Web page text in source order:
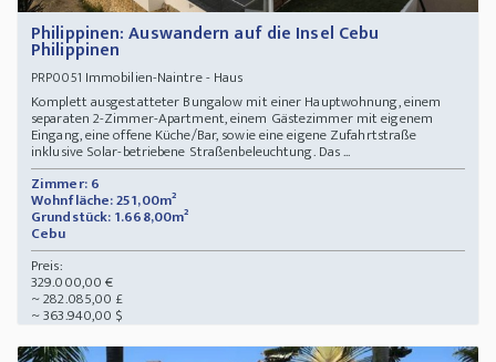
Philippinen: Auswandern auf die Insel Cebu
Philippinen
PRP0051 Immobilien-Naintre - Haus
Komplett ausgestatteter Bungalow mit einer Hauptwohnung, einem
separaten 2-Zimmer-Apartment, einem Gästezimmer mit eigenem
Eingang, eine offene Küche/Bar, sowie eine eigene Zufahrtstraße
inklusive Solar-betriebene Straßenbeleuchtung. Das ...
Zimmer: 6
Wohnfläche: 251,00m²
Grundstück: 1.668,00m²
Cebu
Preis:
329.000,00 €
~ 282.085,00 £
~ 363.940,00 $